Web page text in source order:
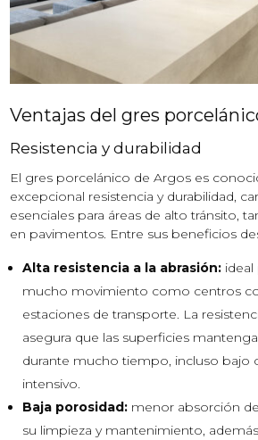
Ventajas del gres
Resistencia y durabilidad
El gres porcelánico de Argos es
excepcional resistencia y durabilidad,
esenciales para áreas de alto tránsito,
en pavimentos. Entre sus beneficios
Alta resistencia a la abrasión: ideal
mucho movimiento como centros
estaciones de transporte. La
asegura que las superficies
durante mucho tiempo, incluso bajo
intensivo.
Baja porosidad: menor absorción
su limpieza y mantenimiento,